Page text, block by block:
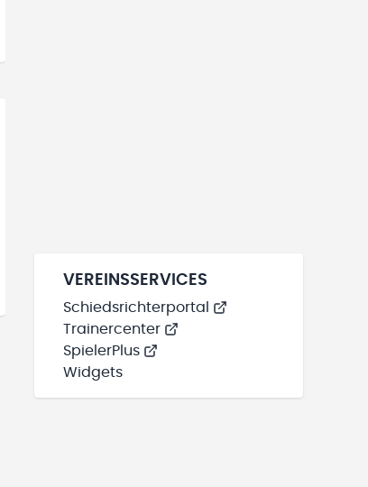
VEREINSSERVICES
Schiedsrichterportal
Trainercenter
SpielerPlus
Widgets